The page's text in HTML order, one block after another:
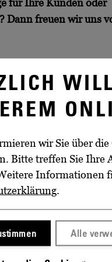
wir Sie über
Bitte treffen Sie Ihre
Informationen
.
Alle
für Ihre Kunden oder
Dann freuen wir uns
Traubensaft (41 %),
Apfelpektin,